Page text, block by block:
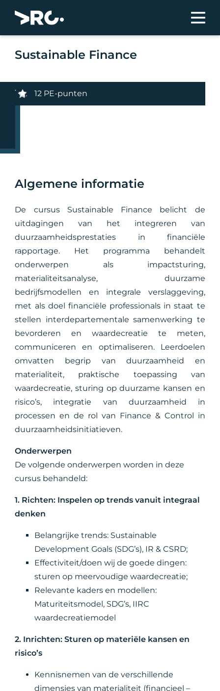
Sustainable Finance
12 PE-punten
Algemene informatie
De cursus Sustainable Finance belicht de
uitdagingen van het integreren van
duurzaamheidsprestaties in financiële
rapportage. Het programma behandelt
onderwerpen als impactsturing,
materialiteitsanalyse, duurzame
bedrijfsmodellen en integrale verslaggeving,
met als doel financiële professionals in staat te
stellen interdepartementale samenwerking te
bevorderen en waardecreatie te meten,
communiceren en optimaliseren. Leerdoelen
omvatten begrip van duurzaamheid en
materialiteit, praktische toepassing van
waardecreatie, sturing op duurzame kansen en
risico’s, integratie van duurzaamheid in
processen en de rol van Finance & Control in
duurzaamheidsinitiatieven.
Onderwerpen
De volgende onderwerpen worden in deze
cursus behandeld:
1. Richten: Inspelen op trends vanuit integraal
denken
Belangrijke trends: Sustainable
Development Goals (SDG’s), IR & CSRD;
Effectiviteit/doen wij de goede dingen:
sturen op meervoudige waardecreatie;
Relevante kaders en modellen:
Maturiteitsmodel, SDG’s, IIRC
waardecreatiemodel
2. Inrichten: Sturen op materiële kansen en
risico’s
Kennisnemen van de verschillende
dimensies van materialiteit (financieel –